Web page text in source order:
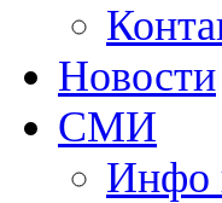
Новости
СМИ
Инфо